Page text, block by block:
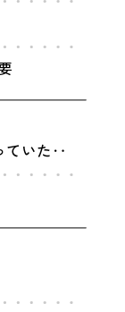
ていた‥